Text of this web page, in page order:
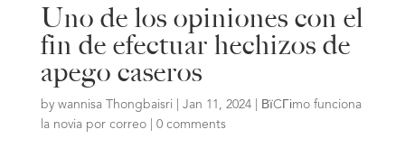
Uno de los opiniones con el
fin de efectuar hechizos de
apego caseros
by wannisa Thongbaisri Jan 11, 2024|
ВїCГіmo funciona
la novia por correo| 0 comments